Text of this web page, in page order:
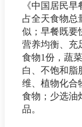
《中国居民
占全天食物总
似；早餐既要
营养均衡、充
食物1份，蔬
白、不饱和脂
维、植物化合
食物；少选油
品。